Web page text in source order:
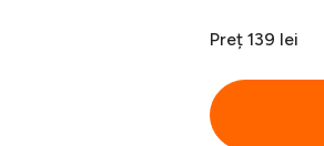
Preț 139 lei